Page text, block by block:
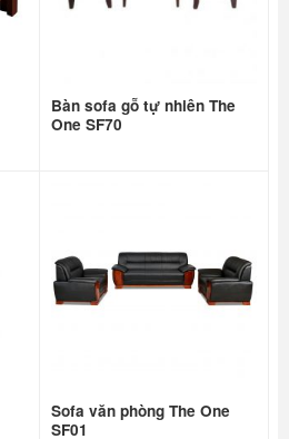
Bàn sofa gỗ tự nhiên The
One SF70
Sofa văn phòng The One
SF01